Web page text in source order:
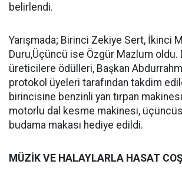
belirlendi.
Yarışmada; Birinci Zekiye Sert, İkinci
Duru,Üçüncü ise Özgür Mazlum oldu.
üreticilere ödülleri, Başkan
protokol üyeleri tarafından takdim
birincisine benzinli yan tırpan
motorlu dal kesme makinesi,
budama makası hediye edildi.
MÜZİK VE HALAYLARLA HASAT